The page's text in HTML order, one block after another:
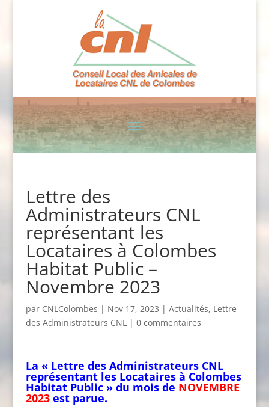
Lettre des
Administrateurs CNL
représentant les
Locataires à Colombes
Habitat Public –
Novembre 2023
par CNLColombes | Nov 17, 2023 | Actualités, Lettre
des Administrateurs CNL| 0 commentaires
La « Lettre des Administrateurs CNL
représentant les Locataires à Colombes
Habitat Public » du mois de NOVEMBRE
2023est parue.